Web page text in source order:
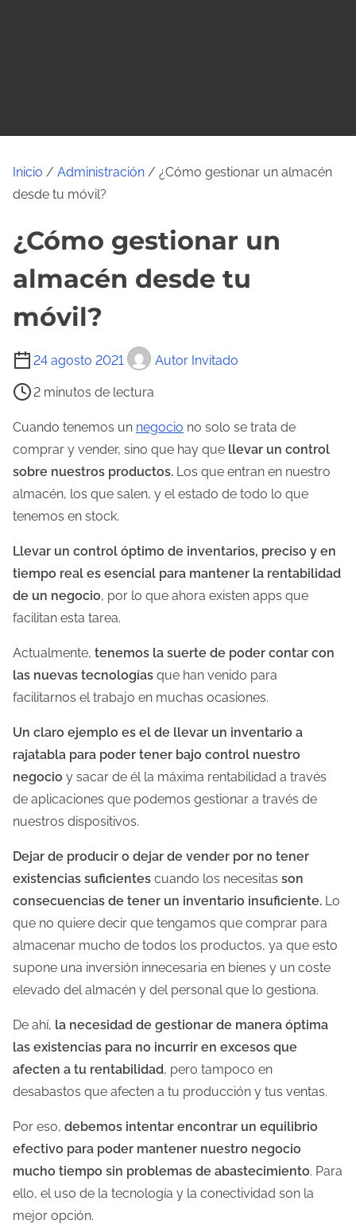
Inicio / Administración / ¿Cómo gestionar un almacén
desde tu móvil?
¿Cómo gestionar un
almacén desde tu
móvil?
24 agosto 2021 Autor Invitado
T
e
m
p
o
d
e
e
c
t
u
r
a
d
l
a
e
n
t
2 minutos de lectura
Cuando tenemos un negocio no solo se trata de
comprar y vender, sino que hay que llevar un control
sobre nuestros productos. Los que entran en nuestro
almacén, los que salen, y el estado de todo lo que
tenemos en stock.
Llevar un control óptimo de inventarios, preciso y en
tiempo real es esencial para mantener la rentabilidad
de un negocio, por lo que ahora existen apps que
facilitan esta tarea.
Actualmente, tenemos la suerte de poder contar con
las nuevas tecnologías que han venido para
facilitarnos el trabajo en muchas ocasiones.
Un claro ejemplo es el de llevar un inventario a
rajatabla para poder tener bajo control nuestro
negocio y sacar de él la máxima rentabilidad a través
de aplicaciones que podemos gestionar a través de
nuestros dispositivos.
Dejar de producir o dejar de vender por no tener
existencias suficientes cuando los necesitas son
consecuencias de tener un inventario insuficiente. Lo
que no quiere decir que tengamos que comprar para
almacenar mucho de todos los productos, ya que esto
supone una inversión innecesaria en bienes y un coste
elevado del almacén y del personal que lo gestiona.
De ahí, la necesidad de gestionar de manera óptima
las existencias para no incurrir en excesos que
afecten a tu rentabilidad, pero tampoco en
desabastos que afecten a tu producción y tus ventas.
Por eso, debemos intentar encontrar un equilibrio
efectivo para poder mantener nuestro negocio
mucho tiempo sin problemas de abastecimiento. Para
ello, el uso de la tecnología y la conectividad son la
mejor opción.